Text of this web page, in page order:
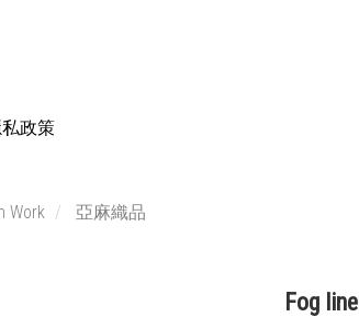
政策
Work 亞麻織品
Fog